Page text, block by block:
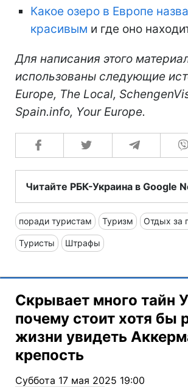
Какое озеро в Европе
красивым и где оно
Для написания этого
использованы следующие
Europe, The Local,
Spain.info, Your Europe.
Читайте РБК-Украина в Google
поради туристам Туризм Отдых за
Туристы Штрафы
Скрывает много тайн
почему стоит хотя бы
жизни увидеть
крепость
Суббота 17 мая 2025 19:00